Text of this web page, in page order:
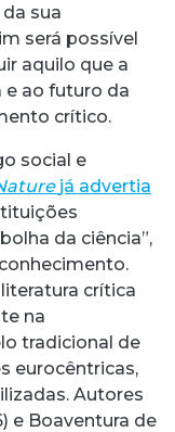
sua
será possível
aquilo que a
e ao futuro da
crítico.
social e
já advertia
da ciência”,
crítica
na
tradicional de
eurocêntricas,
Autores
e Boaventura de